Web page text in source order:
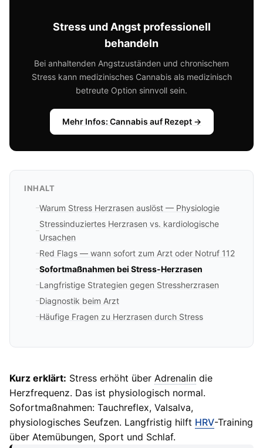
Stress und Angst professionell
behandeln
Bei anhaltenden Angstzuständen und chronischem
Stress kann medizinisches Cannabis als medizinisch
betreute Option sinnvoll sein.
Mehr Infos: Cannabis auf Rezept →
INHALT
Warum Stress Herzrasen auslöst — Physiologie
Stressinduziertes Herzrasen vs. kardiologische
Ursachen
Red Flags — wann sofort zum Arzt oder Notruf 112
Sofortmaßnahmen bei Stress-Herzrasen
Langfristige Strategien gegen Stressherzrasen
Diagnostik beim Arzt
Häufige Fragen zu Herzrasen durch Stress
Kurz erklärt: Stress erhöht über Adrenalin die
Herzfrequenz. Das ist physiologisch normal.
Sofortmaßnahmen: Tauchreflex, Valsalva,
physiologisches Seufzen. Langfristig hilft HRV-Training
über Atemübungen, Sport und Schlaf.